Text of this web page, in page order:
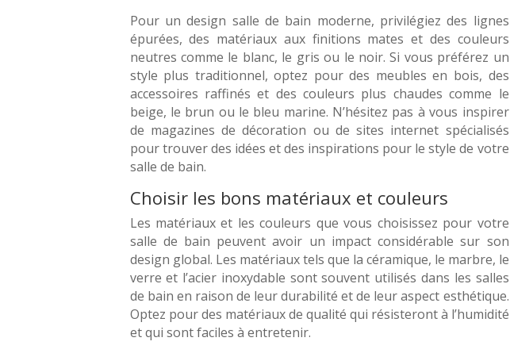
Pour un design salle de bain moderne, privilégiez des lignes
épurées, des matériaux aux finitions mates et des couleurs
neutres comme le blanc, le gris ou le noir. Si vous préférez un
style plus traditionnel, optez pour des meubles en bois, des
accessoires raffinés et des couleurs plus chaudes comme le
beige, le brun ou le bleu marine. N’hésitez pas à vous inspirer
de magazines de décoration ou de sites internet spécialisés
pour trouver des idées et des inspirations pour le style de votre
salle de bain.
Choisir les bons matériaux et couleurs
Les matériaux et les couleurs que vous choisissez pour votre
salle de bain peuvent avoir un impact considérable sur son
design global. Les matériaux tels que la céramique, le marbre, le
verre et l’acier inoxydable sont souvent utilisés dans les salles
de bain en raison de leur durabilité et de leur aspect esthétique.
Optez pour des matériaux de qualité qui résisteront à l’humidité
et qui sont faciles à entretenir.